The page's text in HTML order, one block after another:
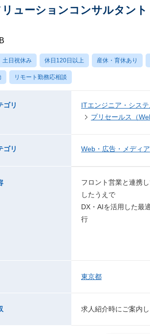
ューションコンサルタン
土日祝休み 休日120日以上 産休・育休あり
リモート勤務応相談
ゴリ ITエンジニア・シス
プリセールス（
ゴリ Web・広告・メディア
フロント営業と連携
したうえで
DX・AIを活用した最
行
東京都
求人紹介時にご案内